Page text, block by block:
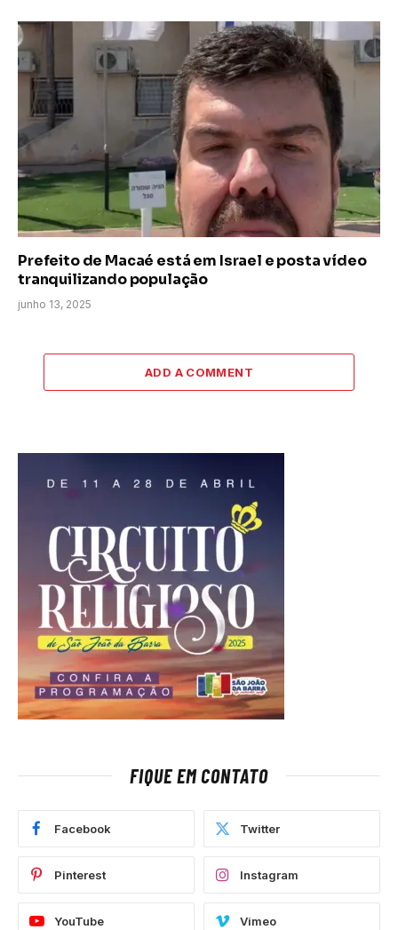
Prefeito de Macaé está em Israel e posta vídeo
tranquilizando população
junho 13, 2025
ADD A COMMENT
FIQUE EM CONTATO
Facebook Twitter
Pinterest Instagram
YouTube Vimeo